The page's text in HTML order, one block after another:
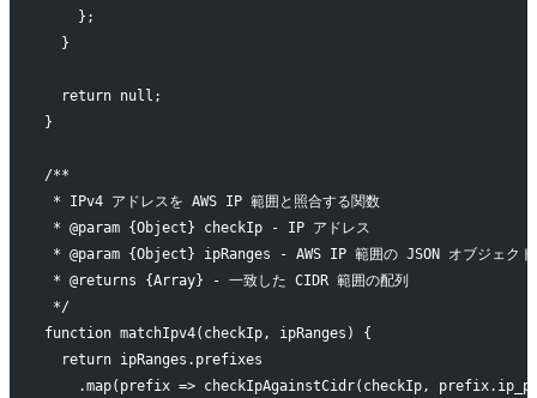
    };
  }
  return null;
}
/**
* IPv4 アドレスを AWS IP 範囲と照合する関数
* @param {Object} checkIp - IP アドレス
* @param {Object} ipRanges - AWS IP 範囲の JSON オブジェクト
* @returns {Array} - 一致した CIDR 範囲の配列
*/
function matchIpv4(checkIp, ipRanges) {
  return ipRanges.prefixes
.map(prefix => checkIpAgainstCidr(checkIp,